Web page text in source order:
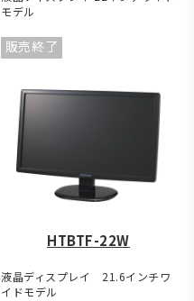
モデル
販売終了
HTBTF-22W
液晶ディスプレイ 21.6インチワ
イドモデル